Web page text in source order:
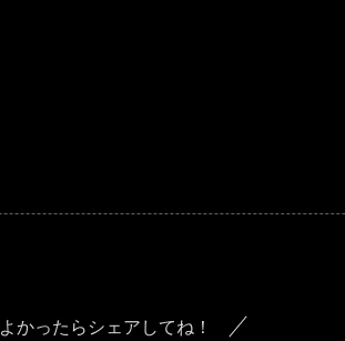
よかったらシェアしてね！